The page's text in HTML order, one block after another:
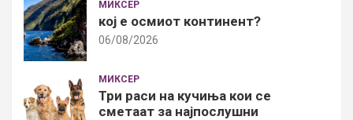
МИКСЕР
кој е осмиот континент?
06/08/2026
МИКСЕР
Три раси на кучиња кои се
сметаат за најпослушни